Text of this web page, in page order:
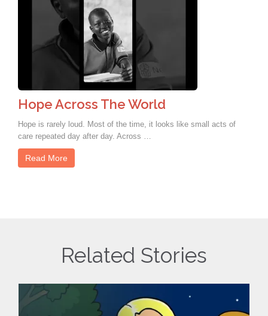
Hope Across The World
Hope is rarely loud. Most of the time, it looks like small acts of
care repeated day after day. Across …
Read More
Related Stories